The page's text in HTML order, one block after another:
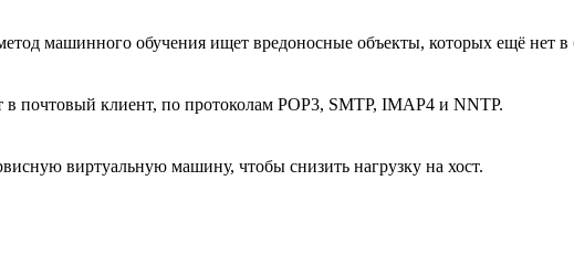
машинного обучения ищет вредоносные объекты, которых ещё нет в
почтовый клиент, по протоколам POP3, SMTP, IMAP4 и NNTP.
виртуальную машину, чтобы снизить нагрузку на хост.